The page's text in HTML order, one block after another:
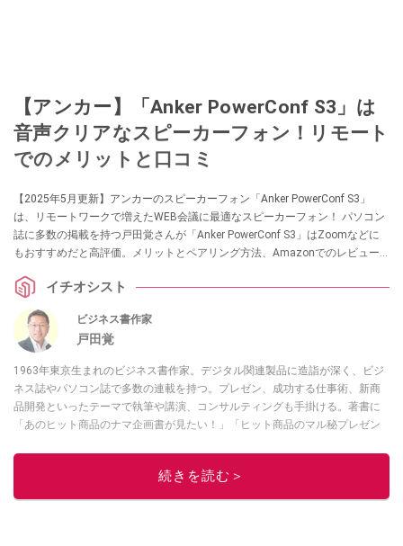
【アンカー】「Anker PowerConf S3」は
音声クリアなスピーカーフォン！リモート
でのメリットと口コミ
【2025年5月更新】アンカーのスピーカーフォン「Anker PowerConf S3」
は、リモートワークで増えたWEB会議に最適なスピーカーフォン！ パソコン
誌に多数の掲載を持つ戸田覚さんが「Anker PowerConf S3」はZoomなどに
もおすすめだと高評価。メリットとペアリング方法、Amazonでのレビュー
イチオシスト
ビジネス書作家
戸田覚
1963年東京生まれのビジネス書作家。デジタル関連製品に造詣が深く、ビジ
ネス誌やパソコン誌で多数の連載を持つ。プレゼン、成功する仕事術、新商
品開発といったテーマで執筆や講演、コンサルティングも手掛ける。著書に
「あのヒット商品のナマ企画書が見たい！」「ヒット商品のマル秘プレゼン
の動画を随時アップロード中！
続きを読む＞